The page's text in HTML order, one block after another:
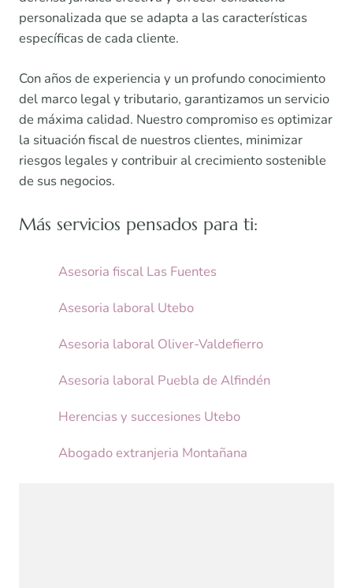
personalizada que se adapta a las características
específicas de cada cliente.
Con años de experiencia y un profundo conocimiento
del marco legal y tributario, garantizamos un servicio
de máxima calidad. Nuestro compromiso es optimizar
la situación fiscal de nuestros clientes, minimizar
riesgos legales y contribuir al crecimiento sostenible
de sus negocios.
Más servicios pensados para ti:
Asesoria fiscal Las Fuentes
Asesoria laboral Utebo
Asesoria laboral Oliver-Valdefierro
Asesoria laboral Puebla de Alfindén
Herencias y succesiones Utebo
Abogado extranjeria Montañana